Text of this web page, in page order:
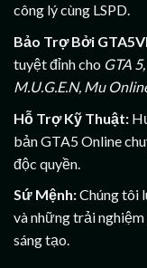
công lý cùng LSPD.
Bảo Trợ Bởi
tuyệt đỉnh cho GTA
M.U.G.E.N, Mu
Hỗ Trợ Kỹ Thuật:
bản GTA5 Online
độc quyền.
Sứ Mệnh:Chúng tôi
và những trải
sáng tạo.